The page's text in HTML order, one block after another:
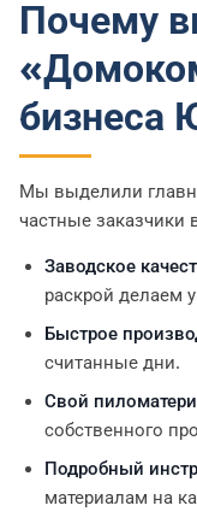
Почему
бизнеса
Мы выделили
частные заказчики
Заводское
раскрой делаем
Быстрое
считанные дни.
Свой
собственного
Подробный
материалам на